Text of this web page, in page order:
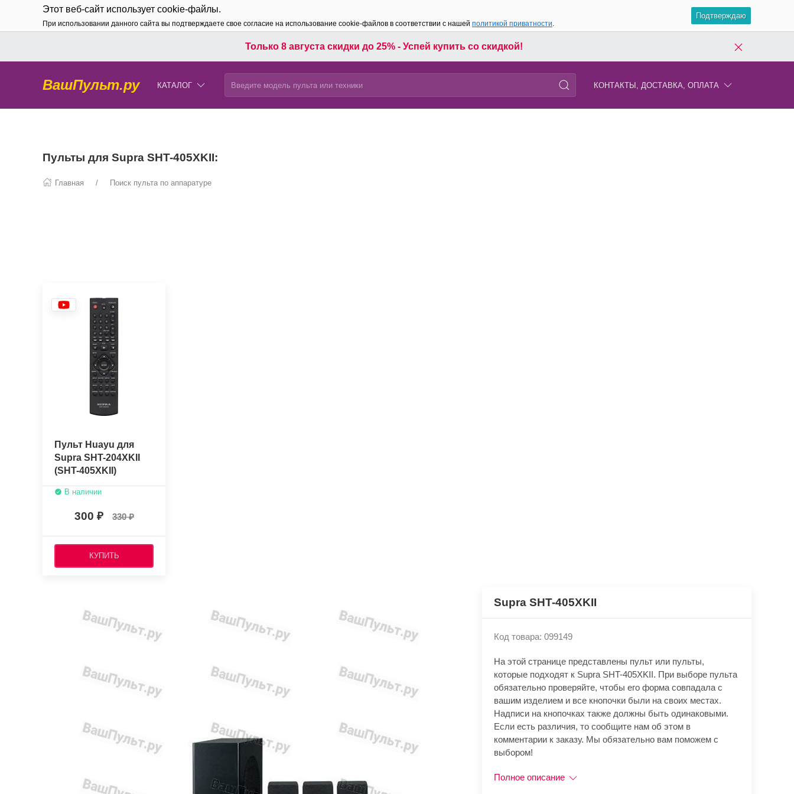
Этот веб-сайт использует cookie-файлы.
При использовании данного сайта вы подтверждаете свое согласие на использование cookie-файлов в соответствии с нашей политикой приватности.
Подтверждаю
Только 8 августа скидки до 25% - Успей купить со скидкой!
ВашПульт.ру КАТАЛОГ КОНТАКТЫ, ДОСТАВКА, ОПЛАТА
Пульты для Supra SHT-405XKII:
Главная Поиск пульта по аппаратуре
Пульт Huayu для
Supra SHT-204XKII
(SHT-405XKII)
В наличии
300 330
КУПИТЬ
Supra SHT-405XKII
Код товара: 099149
На этой странице представлены пульт или пульты,
которые подходят к Supra SHT-405XKII. При выборе пульта
обязательно проверяйте, чтобы его форма совпадала с
вашим изделием и все кнопочки были на своих местах.
Надписи на кнопочках также должны быть одинаковыми.
Если есть различия, то сообщите нам об этом в
комментарии к заказу. Мы обязательно вам поможем с
выбором!
Полное описание